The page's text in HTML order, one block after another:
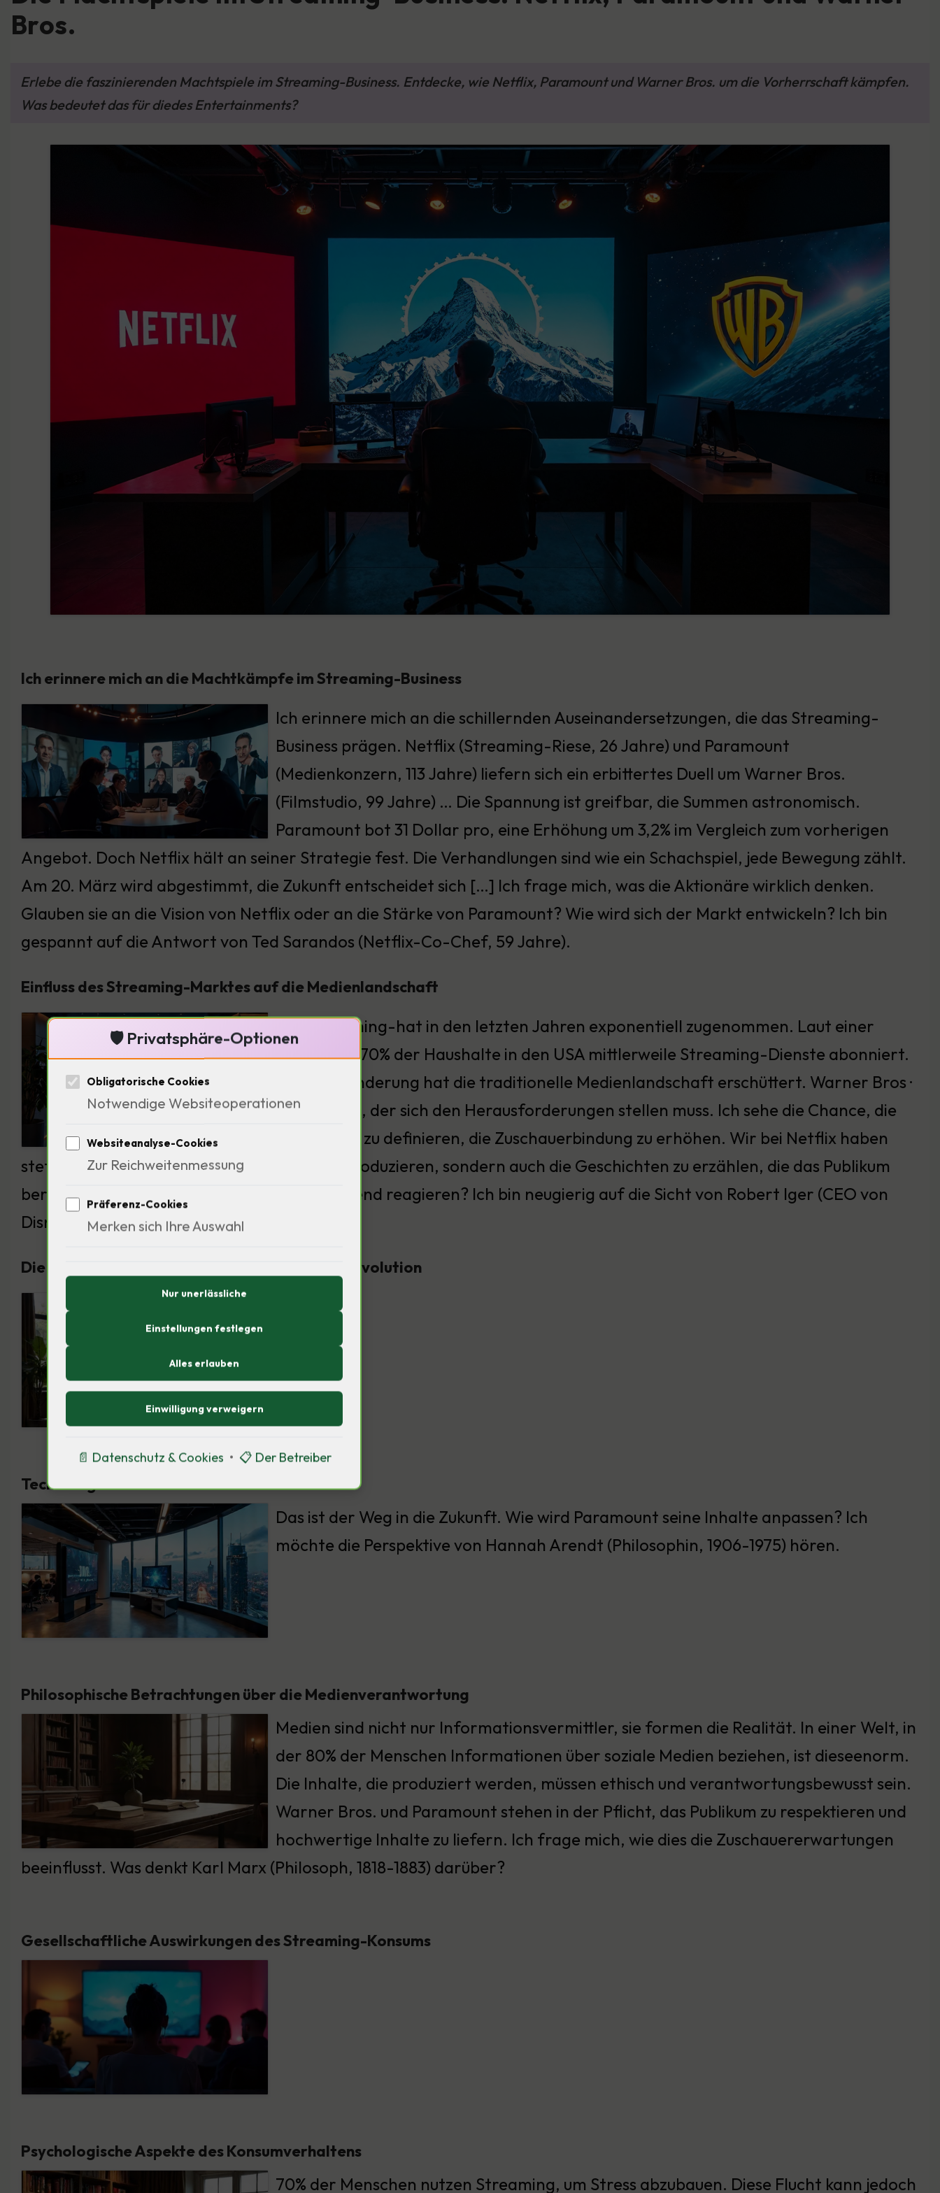
Bros.
Erlebe die faszinierenden Machtspiele im Streaming-Business. Entdecke, wie Netflix, Paramount und Warner Bros. um die Vorherrschaft kämpfen.
Was bedeutet das für diedes Entertainments?
Ich erinnere mich an die Machtkämpfe im Streaming-Business
Ich erinnere mich an die schillernden Auseinandersetzungen, die das Streaming-
Business prägen. Netflix (Streaming-Riese, 26 Jahre) und Paramount
(Medienkonzern, 113 Jahre) liefern sich ein erbittertes Duell um Warner Bros.
(Filmstudio, 99 Jahre) … Die Spannung ist greifbar, die Summen astronomisch.
Paramount bot 31 Dollar pro, eine Erhöhung um 3,2% im Vergleich zum vorherigen
Angebot. Doch Netflix hält an seiner Strategie fest. Die Verhandlungen sind wie ein Schachspiel, jede Bewegung zählt.
Am 20. März wird abgestimmt, die Zukunft entscheidet sich […] Ich frage mich, was die Aktionäre wirklich denken.
Glauben sie an die Vision von Netflix oder an die Stärke von Paramount? Wie wird sich der Markt entwickeln? Ich bin
gespannt auf die Antwort von Ted Sarandos (Netflix-Co-Chef, 59 Jahre).
Einfluss des Streaming-Marktes auf die Medienlandschaft
Der Streaming-hat in den letzten Jahren exponentiell zugenommen. Laut einer
Studie sind 70% der Haushalte in den USA mittlerweile Streaming-Dienste abonniert.
Diese Veränderung hat die traditionelle Medienlandschaft erschüttert. Warner Bros ·
ist ein Riese, der sich den Herausforderungen stellen muss. Ich sehe die Chance, die
Inhalte neu zu definieren, die Zuschauerbindung zu erhöhen. Wir bei Netflix haben
stets darauf geachtet, nicht nur Inhalte zu produzieren, sondern auch die Geschichten zu erzählen, die das Publikum
berühren. Wie wird Paramount auf diesen Trend reagieren? Ich bin neugierig auf die Sicht von Robert Iger (CEO von
Disney, 72 Jahre).
Die Rolle von Warner Bros. in der Streaming-Revolution
Technologische Innovationen im Mediensektor
Das ist der Weg in die Zukunft. Wie wird Paramount seine Inhalte anpassen? Ich
möchte die Perspektive von Hannah Arendt (Philosophin, 1906-1975) hören.
Philosophische Betrachtungen über die Medienverantwortung
Medien sind nicht nur Informationsvermittler, sie formen die Realität. In einer Welt, in
der 80% der Menschen Informationen über soziale Medien beziehen, ist dieseenorm.
Die Inhalte, die produziert werden, müssen ethisch und verantwortungsbewusst sein.
Warner Bros. und Paramount stehen in der Pflicht, das Publikum zu respektieren und
hochwertige Inhalte zu liefern. Ich frage mich, wie dies die Zuschauererwartungen
beeinflusst. Was denkt Karl Marx (Philosoph, 1818-1883) darüber?
Gesellschaftliche Auswirkungen des Streaming-Konsums
Psychologische Aspekte des Konsumverhaltens
70% der Menschen nutzen Streaming, um Stress abzubauen. Diese Flucht kann jedoch
🛡️ Privatsphäre-Optionen
Obligatorische Cookies
Notwendige Websiteoperationen
Websiteanalyse-Cookies
Zur Reichweitenmessung
Präferenz-Cookies
Merken sich Ihre Auswahl
Nur unerlässliche
Einstellungen festlegen
Alles erlauben
Einwilligung verweigern
📄 Datenschutz & Cookies • 📋 Der Betreiber